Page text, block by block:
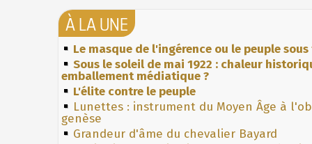
À LA UNE
Le masque de l'ingérence ou le peuple
Sous le soleil de mai 1922 : chaleur
emballement médiatique ?
L'élite contre le peuple
Lunettes : instrument du Moyen Âge à
genèse
Grandeur d'âme du chevalier Bayard